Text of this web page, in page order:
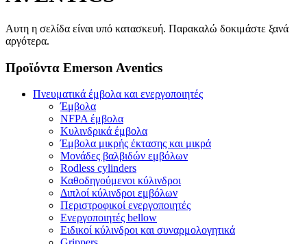
Αυτη η σελίδα είναι υπό κατασκευή. Παρακαλώ δοκιμάστε ξανά
αργότερα.
Προϊόντα Emerson Aventics
Πνευματικά έμβολα και ενεργοποιητές
Έμβολα
NFPA έμβολα
Κυλινδρικά έμβολα
Έμβολα μικρής έκτασης και μικρά
Μονάδες βαλβιδών εμβόλων
Rodless cylinders
Καθοδηγούμενοι κύλινδροι
Διπλοί κύλινδροι εμβόλων
Περιστροφικoί ενεργοποιητές
Ενεργοποιητές bellow
Ειδικoί κύλινδροι και συναρμολογητικά